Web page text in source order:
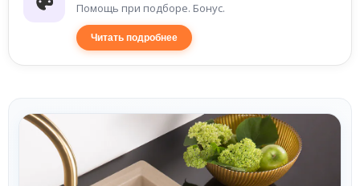
Помощь при подборе. Бонус.
Читать подробнее